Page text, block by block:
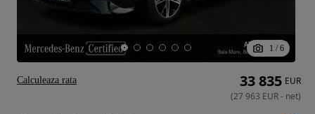
1 / 6
33 835 EUR
(27 963 EUR- net)
Calculeaza rata